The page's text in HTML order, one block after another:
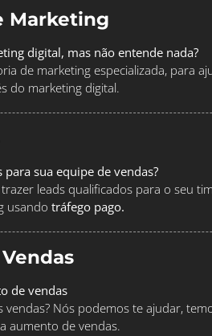
Marketing
digital, mas não entende nada?
de marketing especializada, para
do marketing digital.
sua equipe de vendas?
leads qualificados para o seu
usando tráfego pago.
de vendas
vendas? Nós podemos te ajudar,
aumento de vendas.